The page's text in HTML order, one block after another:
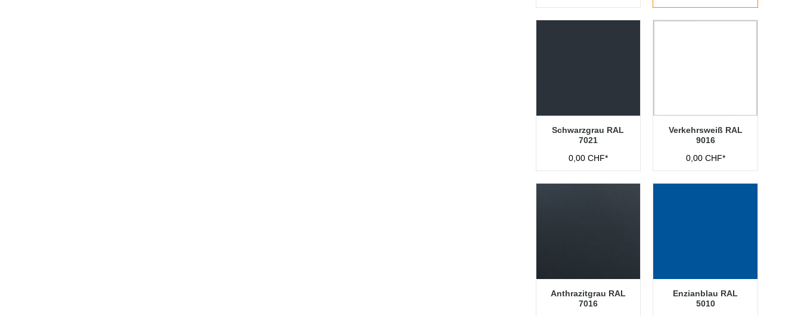
Schwarzgrau RAL
7021
0,00 CHF*
Verkehrsweiß RAL
9016
0,00 CHF*
Anthrazitgrau RAL
7016
Enzianblau RAL
5010